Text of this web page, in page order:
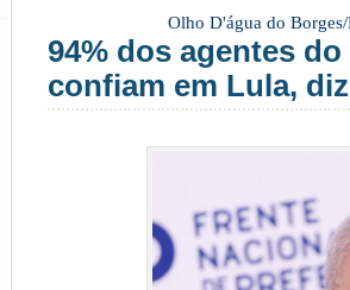
Olho D'água do
94% dos agentes
confiam em Lula,